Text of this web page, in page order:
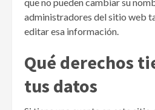
administradores del sitio web
editar esa información.
Qué derechos
tus datos